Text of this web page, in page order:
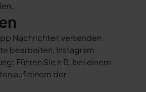
Nachrichten versenden,
bearbeiten, Instagram
Führen Sie z.B. bei einem
auf einem der